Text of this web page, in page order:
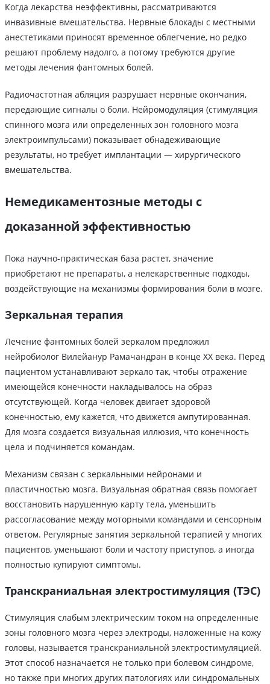
Когда лекарства неэффективны, рассматриваются
инвазивные вмешательства. Нервные блокады с местными
анестетиками приносят временное облегчение, но редко
решают проблему надолго, а потому требуются другие
методы лечения фантомных болей.
Радиочастотная абляция разрушает нервные окончания,
передающие сигналы о боли. Нейромодуляция (стимуляция
спинного мозга или определенных зон головного мозга
электроимпульсами) показывает обнадеживающие
результаты, но требует имплантации — хирургического
вмешательства.
Немедикаментозные методы с
доказанной эффективностью
Пока научно-практическая база растет, значение
приобретают не препараты, а нелекарственные подходы,
воздействующие на механизмы формирования боли в мозге.
Зеркальная терапия
Лечение фантомных болей зеркалом предложил
нейробиолог Вилейанур Рамачандран в конце ХХ века. Перед
пациентом устанавливают зеркало так, чтобы отражение
имеющейся конечности накладывалось на образ
отсутствующей. Когда человек двигает здоровой
конечностью, ему кажется, что движется ампутированная.
Для мозга создается визуальная иллюзия, что конечность
цела и подчиняется командам.
Механизм связан с зеркальными нейронами и
пластичностью мозга. Визуальная обратная связь помогает
восстановить нарушенную карту тела, уменьшить
рассогласование между моторными командами и сенсорным
ответом. Регулярные занятия зеркальной терапией у многих
пациентов, уменьшают боли и частоту приступов, а иногда
полностью купируют симптомы.
Транскраниальная электростимуляция (ТЭС)
Стимуляция слабым электрическим током на определенные
зоны головного мозга через электроды, наложенные на кожу
головы, называется транскраниальной электростимуляцией.
Этот способ назначается не только при болевом синдроме,
но также при многих других патологиях или синдромальных